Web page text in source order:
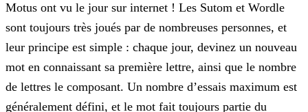
Motus ont vu le jour sur internet ! Les Sutom et Wordle
sont toujours très joués par de nombreuses personnes, et
leur principe est simple : chaque jour, devinez un nouveau
mot en connaissant sa première lettre, ainsi que le nombre
de lettres le composant. Un nombre d’essais maximum est
généralement défini, et le mot fait toujours partie du